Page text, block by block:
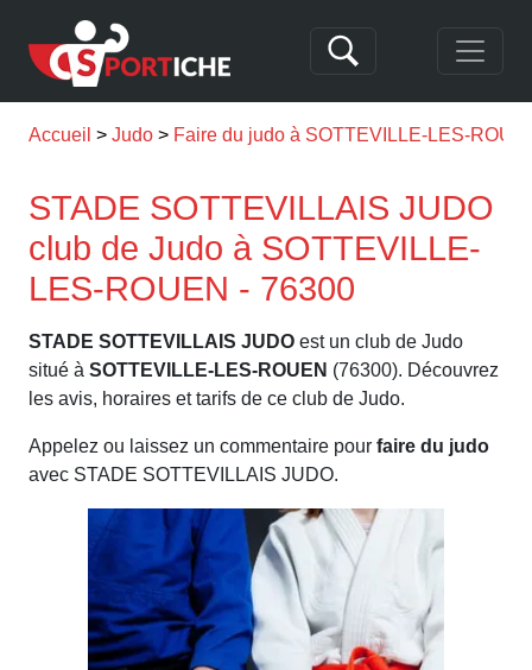
Accueil Judo Faire du judo à SOTTEVILLE-LES-
STADE SOTTEVILLAIS JUDO
club de Judo à SOTTEVILLE-
LES-ROUEN - 76300
STADE SOTTEVILLAIS JUDO est un club de Judo
situé à SOTTEVILLE-LES-ROUEN (76300). Découvrez
les avis, horaires et tarifs de ce club de Judo.
Appelez ou laissez un commentaire pour faire du judo
avec STADE SOTTEVILLAIS JUDO.